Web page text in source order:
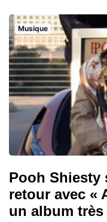
Musique
Pooh Shiesty
retour avec «
un album très